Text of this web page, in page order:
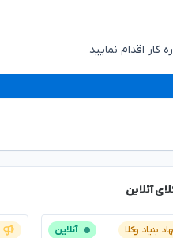
کار اقدام نمایید
آنلاین
بنیاد وکلا آنلاین